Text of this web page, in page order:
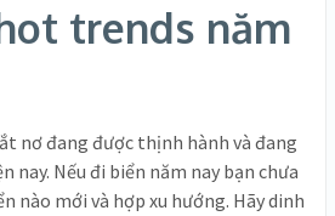
trends năm
nơ đang được thịnh hành và đang
Nếu đi biển năm nay bạn chưa
nào mới và hợp xu hướng. Hãy dinh